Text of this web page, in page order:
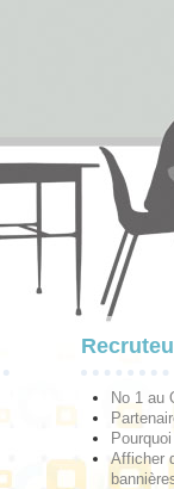
No 1 au
Afficher